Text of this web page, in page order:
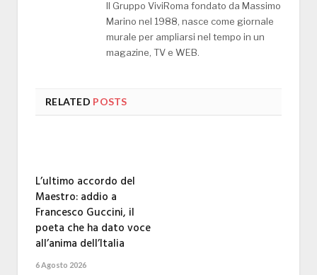
Il Gruppo ViviRoma fondato da Massimo
Marino nel 1988, nasce come giornale
murale per ampliarsi nel tempo in un
magazine, TV e WEB.
RELATED POSTS
L’ultimo accordo del
Maestro: addio a
Francesco Guccini, il
poeta che ha dato voce
all’anima dell’Italia
6 Agosto 2026